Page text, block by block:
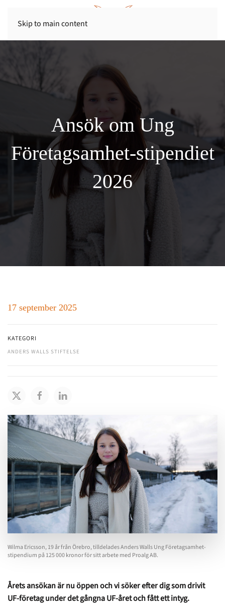
Skip to main content
Ansök om Ung
Företagsamhet-stipendiet
2026
Wilma Ericsson, 19 år från Örebro, tilldelades Anders Walls Ung Företagsamhet-
stipendium på 125 000 kronor för sitt arbete med Proalg AB.
Årets ansökan är nu öppen och vi söker efter dig som drivit
UF-företag under det gångna UF-året och fått ett intyg.
17 september 2025
KATEGORI
ANDERS WALLS STIFTELSE